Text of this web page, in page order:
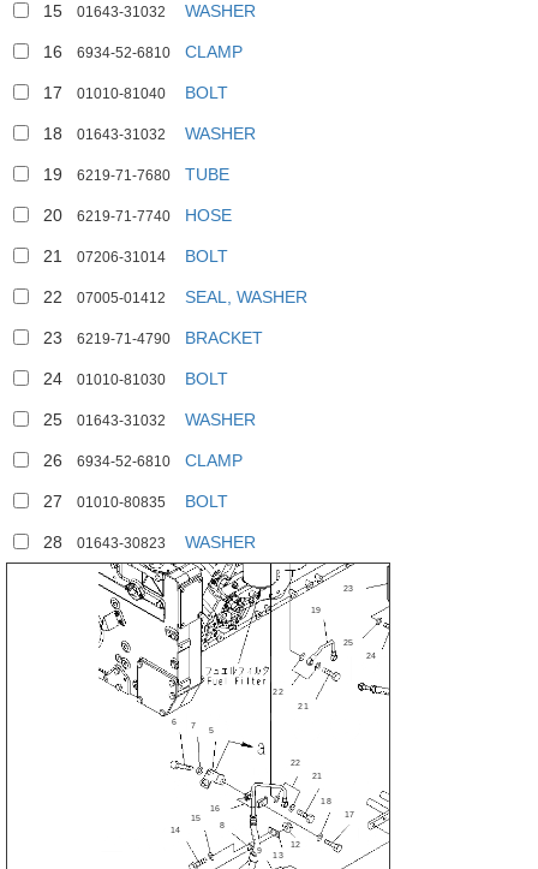
15 01643-31032 WASHER
16 6934-52-6810 CLAMP
17 01010-81040 BOLT
18 01643-31032 WASHER
19 6219-71-7680 TUBE
20 6219-71-7740 HOSE
21 07206-31014 BOLT
22 07005-01412 SEAL, WASHER
23 6219-71-4790 BRACKET
24 01010-81030 BOLT
25 01643-31032 WASHER
26 6934-52-6810 CLAMP
27 01010-80835 BOLT
28 01643-30823 WASHER
5
6 7
8
9
12
13
14
15
16
17
18
19
21
21
22
22
23
24
25